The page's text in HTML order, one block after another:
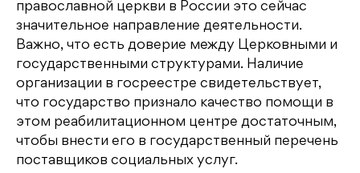
православной церкви в России это сейчас
значительное направление деятельности.
Важно, что есть доверие между Церковными и
государственными структурами. Наличие
организации в госреестре свидетельствует,
что государство признало качество помощи в
этом реабилитационном центре достаточным,
чтобы внести его в государственный перечень
поставщиков социальных услуг.